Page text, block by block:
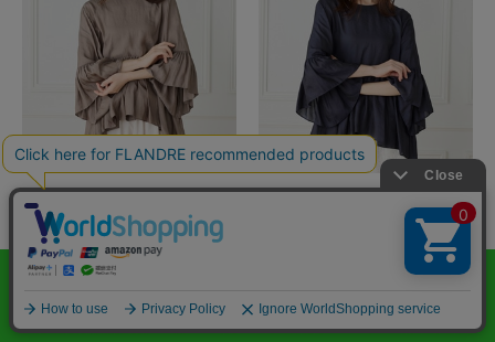
《コラボSTORY》ギャザーフリルブラウス
【STORY6月号掲載】
￥11,990(税込)
《コラボSTORY》ギャザーフリルブラウス